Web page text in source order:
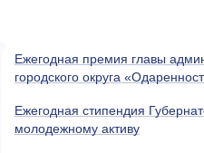
Ежегодная премия главы
городского округа
Ежегодная стипендия
молодежному активу